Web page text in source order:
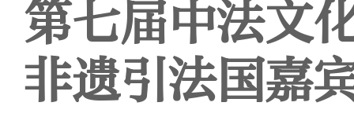
第七届中法文
非遗引法国嘉